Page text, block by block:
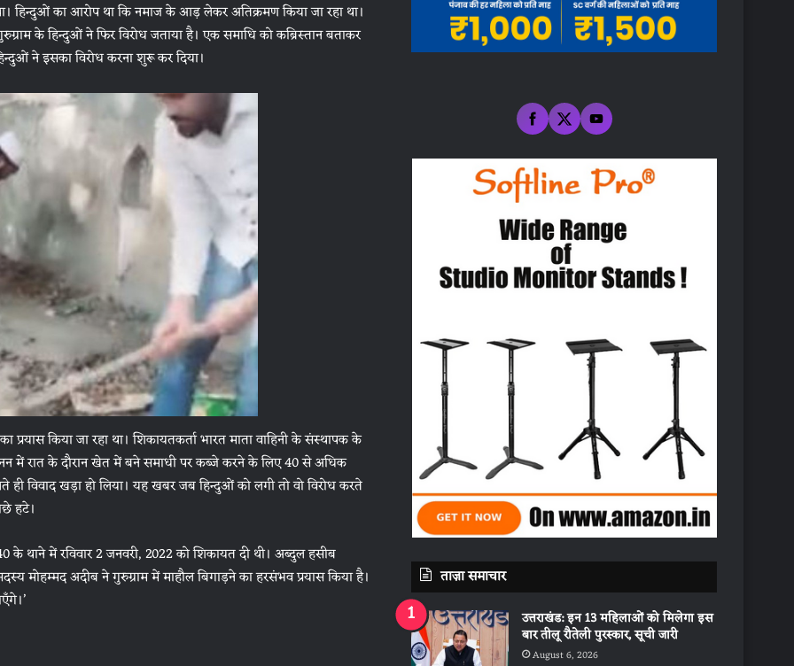
हिन्दुओं का आरोप था कि नमाज के आड़ लेकर अतिक्रमण किया जा रहा था।
के हिन्दुओं ने फिर विरोध जताया है। एक समाधि को कब्रिस्तान बताकर
ने इसका विरोध करना शुरू कर दिया।
किया जा रहा था। शिकायतकर्ता भारत माता वाहिनी के संस्थापक के
में रात के दौरान खेत में बने समाधी पर कब्जे करने के लिए 40 से अधिक
विवाद खड़ा हो लिया। यह खबर जब हिन्दुओं को लगी तो वो विरोध करते
हटे।
थाने में रविवार 2 जनवरी, 2022 को शिकायत दी थी। अब्दुल हसीब
मोहम्मद अदीब ने गुरुग्राम में माहौल बिगाड़ने का हरसंभव प्रयास किया है।
ताज़ा समाचार
उत्तराखंड: इन 13 महिलाओं को मिलेगा इस
बार तीलू रौतेली पुरस्कार, सूची जारी
August 6, 2026